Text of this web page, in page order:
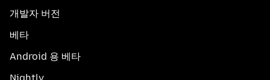
개발자 버전
베타
Android 용 베타